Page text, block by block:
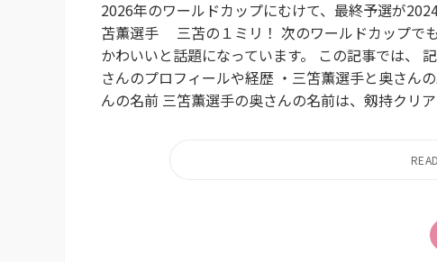
2026年のワールドカップにむけて、最終予選が
苫薫選手 三苫の１ミリ！ 次のワールドカップで
かわいいと話題になっています。 この記事では、
さんのプロフィールや経歴 ・三笘薫選手と奥さん
んの名前 三笘薫選手の奥さんの名前は、剱持クリ